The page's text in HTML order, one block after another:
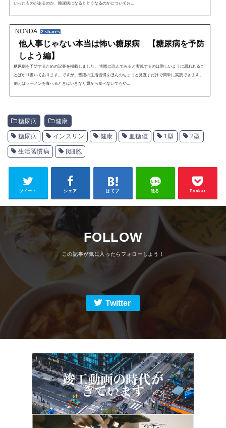
いったものがあるのか、糖尿病になるとどうなるのかについてお...
NONDA 2 shares
他人事じゃない本当は怖い糖尿病 【糖尿病を予防
しよう編】
糖尿病を予防するための記事を掲載しました。 実際に読んでみると実践するのは難しいように思われるこ
とばかり書いてあります。ですが、普段の生活習慣をほんのちょっと見直すだけで簡単に実践できます。
例えばラーメンを食べるときはいきなり麺から食べないでもや...
糖尿病 健康
糖尿病 インスリン 健康 血糖値 1型 2型
生活習慣病 β細胞
ツイート シェア はてブ 送る Pocket
FOLLOW
Twitter